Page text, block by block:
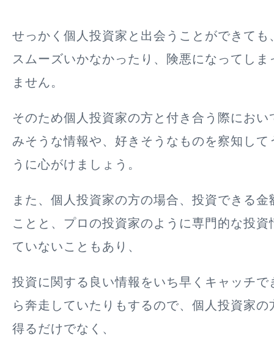
せっかく個人投資家と出会うことができても
スムーズいかなかったり、険悪になってし
ません。
そのため個人投資家の方と付き合う際におい
みそうな情報や、好きそうなものを察知して
うに心がけましょう。
また、個人投資家の方の場合、投資できる
ことと、プロの投資家のように専門的な投
ていないこともあり、
投資に関する良い情報をいち早くキャッチで
ら奔走していたりもするので、個人投資家
得るだけでなく、